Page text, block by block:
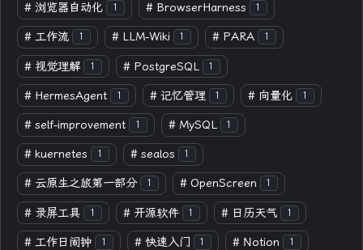
# 浏览器自动化 1 # BrowserHarness 1
# 工作流 1 # LLM-Wiki 1 # PARA 1
# 视觉理解 1 # PostgreSQL 1
# HermesAgent 1 # 记忆管理 1 # 向量化 1
# self-improvement 1 # MySQL 1
# kuernetes 1 # sealos 1
# 云原生之旅第一部分 1 # OpenScreen 1
# 录屏工具 1 # 开源软件 1 # 日历天气 1
# 工作日闹钟 1 # 快速入门 1 # Notion 1